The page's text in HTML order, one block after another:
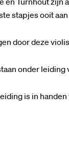
stapjes ooit
door deze
onder leiding
is in handen